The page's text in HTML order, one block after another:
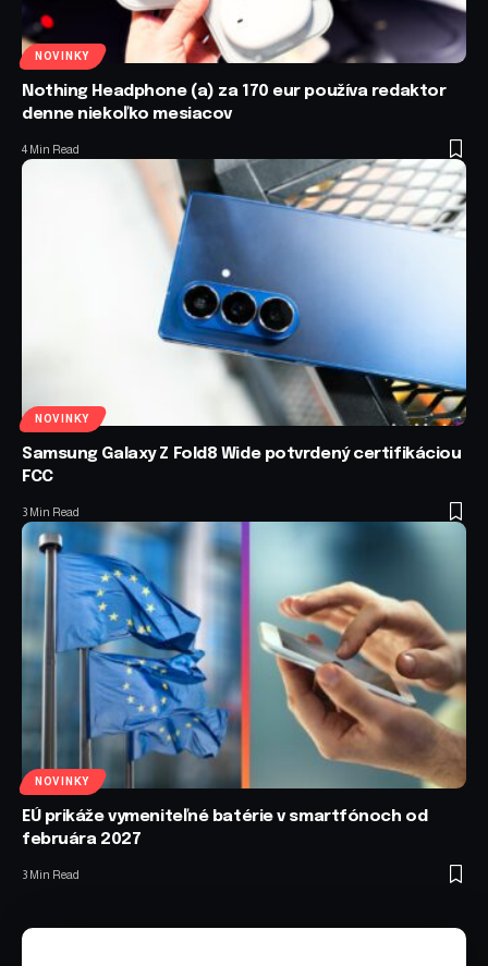
NOVINKY
Nothing Headphone (a) za 170 eur používa redaktor
denne niekoľko mesiacov
4 Min Read
NOVINKY
Samsung Galaxy Z Fold8 Wide potvrdený certifikáciou
FCC
3 Min Read
NOVINKY
EÚ prikáže vymeniteľné batérie v smartfónoch od
februára 2027
3 Min Read